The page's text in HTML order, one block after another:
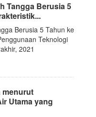
Tangga Berusia 5
Berusia 5 Tahun ke
Teknologi
2021
menurut
Utama yang